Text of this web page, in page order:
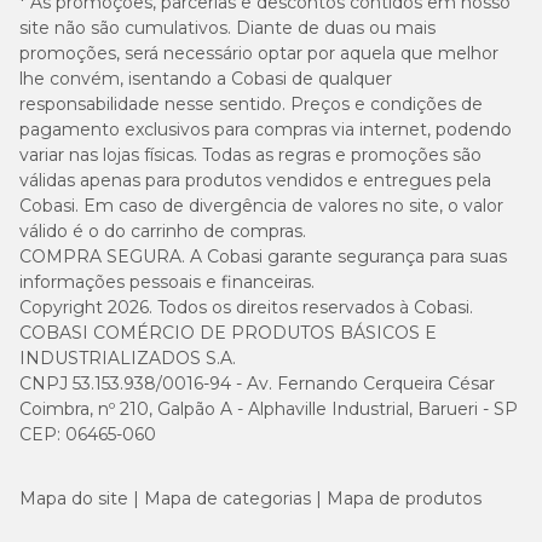
3,6 kg
2 ½
copos
4,5 kg 246 g
5,4 kg 287 g
3 ½
6,4 kg 328 g
7,3 kg 369 g
copos
site não são cumulativos. Diante de duas ou mais
promoções, será necessário optar por aquela que melhor
lhe convém, isentando a Cobasi de qualquer
responsabilidade nesse sentido. Preços e condições de
pagamento exclusivos para compras via internet, podendo
variar nas lojas físicas. Todas as regras e promoções são
válidas apenas para produtos vendidos e entregues pela
Cobasi. Em caso de divergência de valores no site, o valor
válido é o do carrinho de compras.
COMPRA SEGURA. A Cobasi garante segurança para suas
informações pessoais e financeiras.
Copyright 2026. Todos os direitos reservados à Cobasi.
COBASI COMÉRCIO DE PRODUTOS BÁSICOS E
INDUSTRIALIZADOS S.A.
CNPJ 53.153.938/0016-94 - Av. Fernando Cerqueira César
Coimbra, nº 210, Galpão A - Alphaville Industrial, Barueri - SP
CEP: 06465-060
Mapa do site Mapa de categorias Mapa de produtos